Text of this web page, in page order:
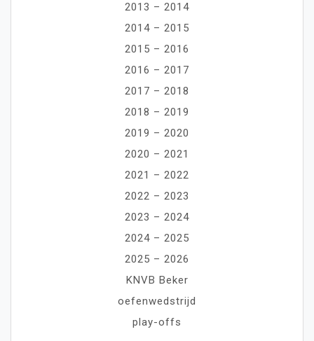
2013 – 2014
2014 – 2015
2015 – 2016
2016 – 2017
2017 – 2018
2018 – 2019
2019 – 2020
2020 – 2021
2021 – 2022
2022 – 2023
2023 – 2024
2024 – 2025
2025 – 2026
KNVB Beker
oefenwedstrijd
play-offs